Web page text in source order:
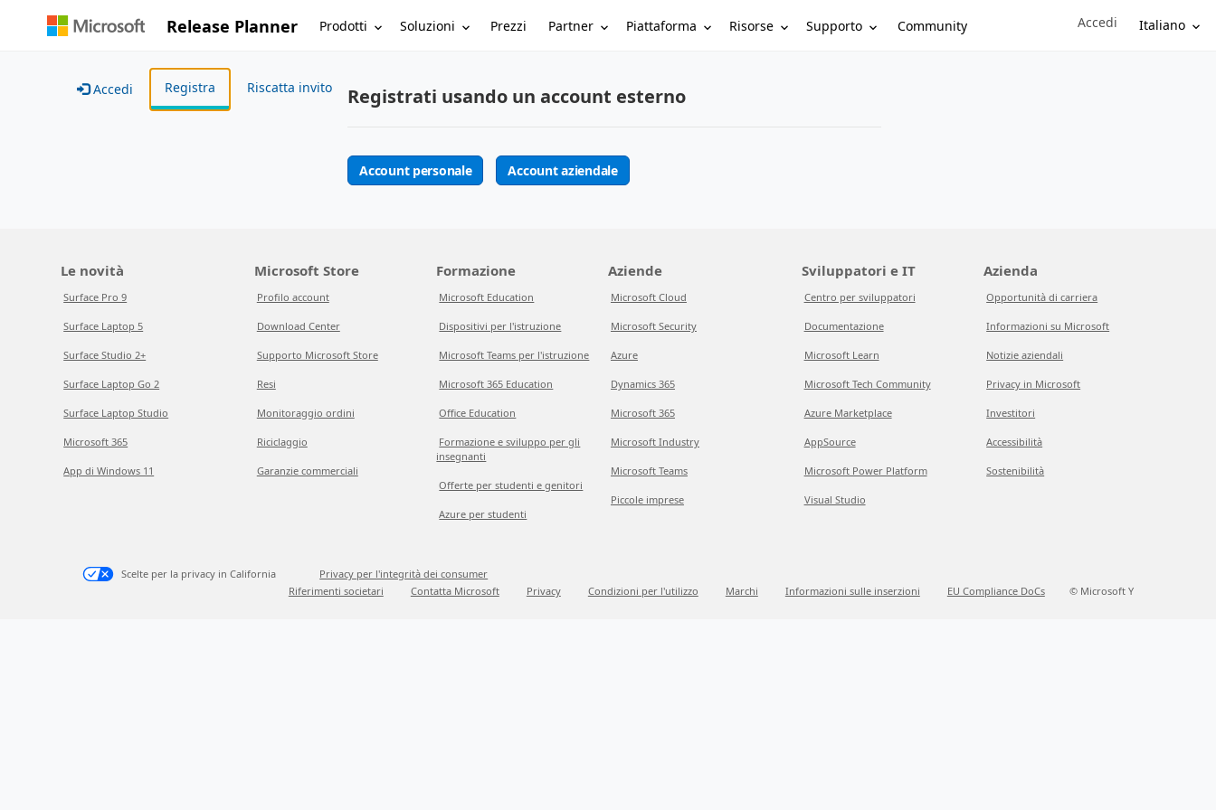
Release Planner Prodotti Soluzioni Prezzi Partner Piattaforma Risorse Supporto Community Sign in to your account
Accedi Italiano
Accedi Registra Riscatta invito Registrati usando un account esterno
Account personale Account aziendale
Le novità
Surface Pro 9
Surface Laptop 5
Surface Studio 2+
Surface Laptop Go 2
Surface Laptop Studio
Microsoft 365
App di Windows 11
Microsoft Store
Profilo account
Download Center
Supporto Microsoft Store
Resi
Monitoraggio ordini
Riciclaggio
Garanzie commerciali
Formazione
Microsoft Education
Dispositivi per l'istruzione
Microsoft Teams per l'istruzione
Microsoft 365 Education
Office Education
Formazione e sviluppo per gli
insegnanti
Offerte per studenti e genitori
Azure per studenti
Aziende
Microsoft Cloud
Microsoft Security
Azure
Dynamics 365
Microsoft 365
Microsoft Industry
Microsoft Teams
Piccole imprese
Sviluppatori e IT
Centro per sviluppatori
Documentazione
Microsoft Learn
Microsoft Tech Community
Azure Marketplace
AppSource
Microsoft Power Platform
Visual Studio
Azienda
Opportunità di carriera
Informazioni su Microsoft
Notizie aziendali
Privacy in Microsoft
Investitori
Accessibilità
Sostenibilità
Scelte per la privacy in California
Privacy per l'integrità dei consumer
Riferimenti societari
Contatta Microsoft Privacy Condizioni per l'utilizzo Marchi Informazioni sulle inserzioni EU Compliance DoCs © Microsoft Y